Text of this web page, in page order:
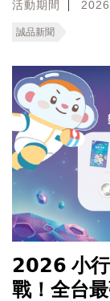
活動期間
誠品新聞
𝟮𝟬𝟮𝟲 小行
戰！全台